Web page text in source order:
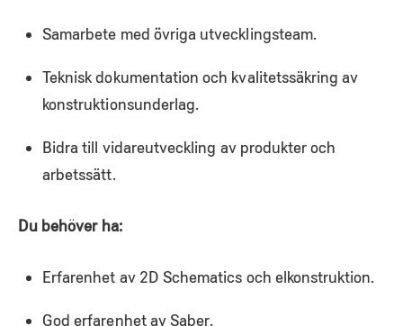
Samarbete med övriga utvecklingsteam.
Teknisk dokumentation och kvalitetssäkring av
konstruktionsunderlag.
Bidra till vidareutveckling av produkter och
arbetssätt.
Du behöver ha:
Erfarenhet av 2D Schematics och elkonstruktion.
God erfarenhet av Saber.